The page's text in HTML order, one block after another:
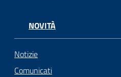
NOVITÀ
Notizie
Comunicati